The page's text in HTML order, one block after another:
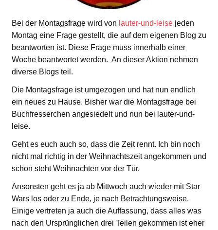
Bei der Montagsfrage wird von lauter-und-leise jeden
Montag eine Frage gestellt, die auf dem eigenen Blog zu
beantworten ist. Diese Frage muss innerhalb einer
Woche beantwortet werden. An dieser Aktion nehmen
diverse Blogs teil.
Die Montagsfrage ist umgezogen und hat nun endlich
ein neues zu Hause. Bisher war die Montagsfrage bei
Buchfresserchen angesiedelt und nun bei lauter-und-
leise.
Geht es euch auch so, dass die Zeit rennt. Ich bin noch
nicht mal richtig in der Weihnachtszeit angekommen und
schon steht Weihnachten vor der Tür.
Ansonsten geht es ja ab Mittwoch auch wieder mit Star
Wars los oder zu Ende, je nach Betrachtungsweise.
Einige vertreten ja auch die Auffassung, dass alles was
nach den Ursprünglichen drei Teilen gekommen ist eher